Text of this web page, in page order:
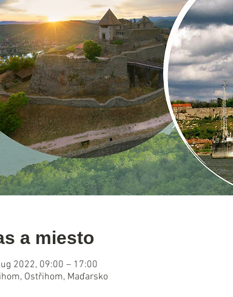
a miesto
2022, 09:00 – 17:00
Ostřihom, Maďarsko